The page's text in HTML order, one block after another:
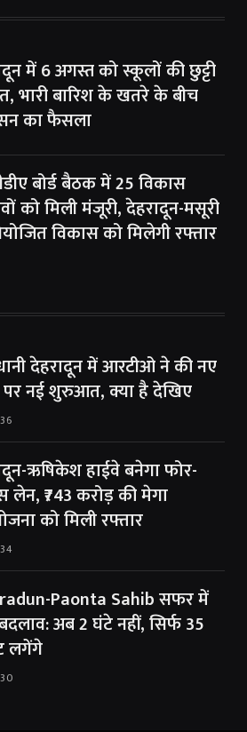
में 6 अगस्त को स्कूलों की छुट्टी
भारी बारिश के खतरे के बीच
का फैसला
बोर्ड बैठक में 25 विकास
को मिली मंजूरी, देहरादून-मसूरी
विकास को मिलेगी रफ्तार
देहरादून में आरटीओ ने की नए
नई शुरुआत, क्या है देखिए
36
ऋषिकेश हाईवे बनेगा फोर-
लेन, ₹743 करोड़ की मेगा
को मिली रफ्तार
34
Paonta Sahib सफर में
अब 2 घंटे नहीं, सिर्फ 35
लगेंगे
30